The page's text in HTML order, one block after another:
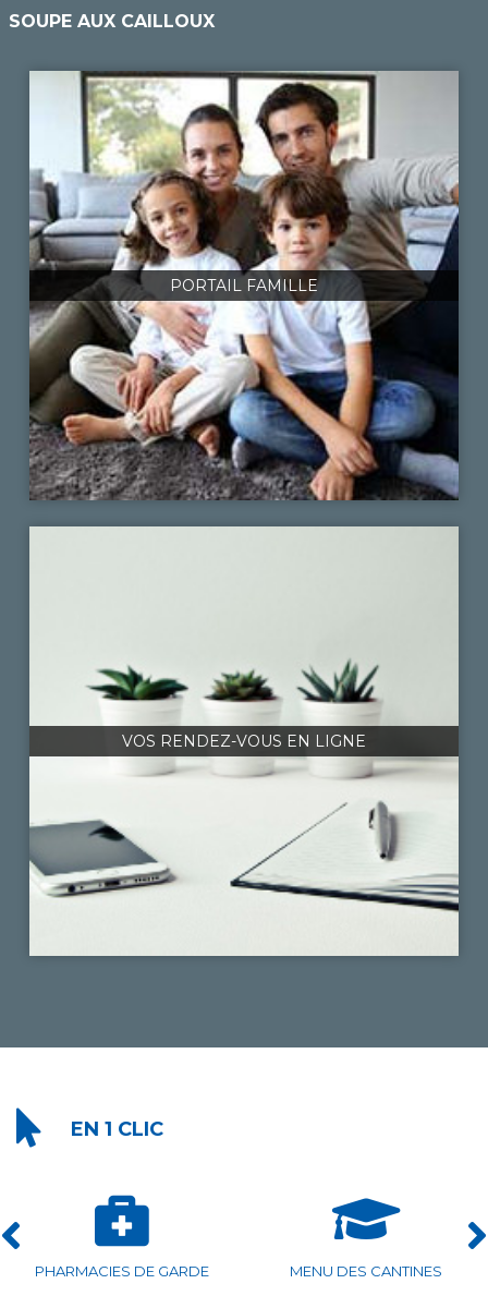
SOUPE AUX CAILLOUX
PORTAIL FAMILLE
VOS RENDEZ-VOUS EN LIGNE
EN 1 CLIC
ASSOCIATIONS ISLOISES HORAIRES PISCINE